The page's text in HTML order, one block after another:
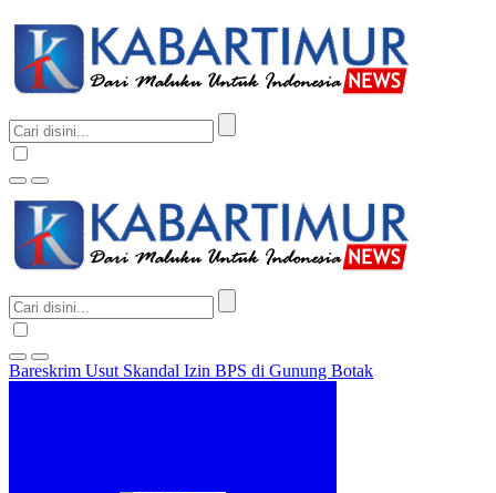
Bareskrim Usut Skandal Izin BPS di Gunung Botak